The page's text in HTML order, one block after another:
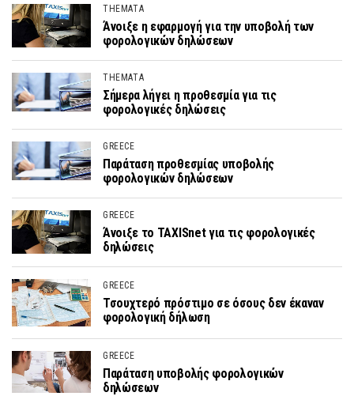
THEMATA
Άνοιξε η εφαρμογή για την υποβολή των
φορολογικών δηλώσεων
THEMATA
Σήμερα λήγει η προθεσμία για τις
φορολογικές δηλώσεις
GREECE
Παράταση προθεσμίας υποβολής
φορολογικών δηλώσεων
GREECE
Άνοιξε το TAXISnet για τις φορολογικές
δηλώσεις
GREECE
Τσουχτερό πρόστιμο σε όσους δεν έκαναν
φορολογική δήλωση
GREECE
Παράταση υποβολής φορολογικών
δηλώσεων